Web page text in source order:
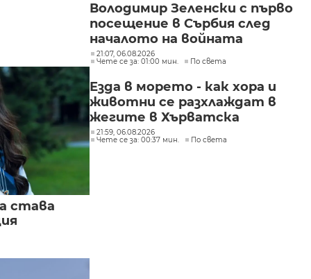
става
Володимир Зеленски с първо
посещение в Сърбия след
началото на войната
21:07, 06.08.2026
Чете се за: 01:00 мин.
По света
Езда в морето - как хора и
животни се разхлаждат в
жегите в Хърватска
21:59, 06.08.2026
Чете се за: 00:37 мин.
По света